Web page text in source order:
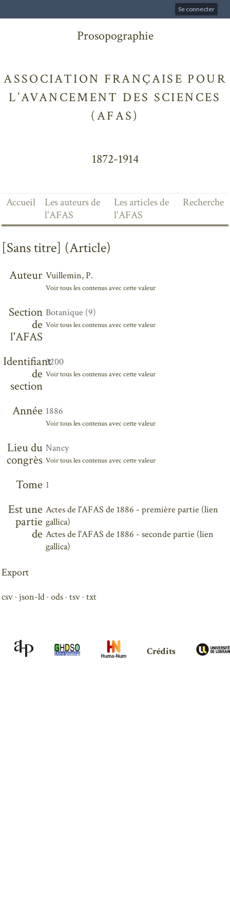
Se connecter
Prosopographie
ASSOCIATION FRANÇAISE POUR
L’AVANCEMENT DES SCIENCES
(AFAS)
1872-1914
Accueil
Les auteurs de
l'AFAS
Les articles de
l'AFAS
Recherche
[Sans titre] (Article)
Auteur Vuillemin, P.
Voir tous les contenus avec cette valeur
Section
de
l'AFAS
Botanique (9)
Voir tous les contenus avec cette valeur
Identifiant
de
section
3200
Voir tous les contenus avec cette valeur
Année 1886
Voir tous les contenus avec cette valeur
Lieu du
congrès
Nancy
Voir tous les contenus avec cette valeur
Tome 1
Est une
partie
de
Actes de l'AFAS de 1886 - première partie (lien
gallica)
Actes de l'AFAS de 1886 - seconde partie (lien
gallica)
Export
csv json-ld ods tsv txt
Crédits